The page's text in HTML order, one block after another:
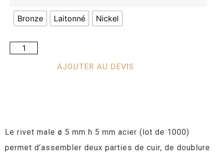
Bronze Laitonné Nickel
AJOUTER AU DEVIS
Le rivet male ø 5 mm h 5 mm acier (lot de 1000)
permet d’assembler deux parties de cuir, de doublure